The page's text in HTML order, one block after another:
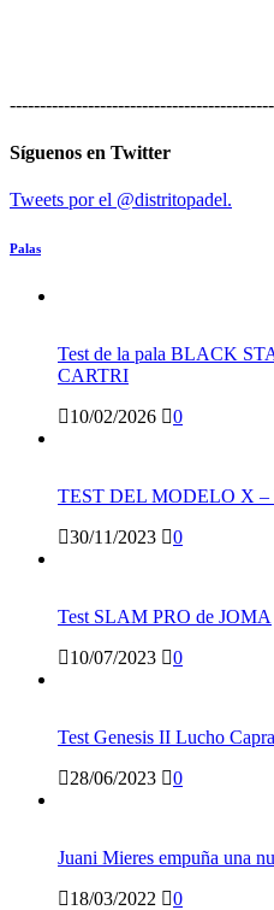
Síguenos en Twitter
Tweets por el @distritopadel.
Palas
Test de la pala BLACK
CARTRI
10/02/2026
0
TEST DEL MODELO X
30/11/2023
0
Test SLAM PRO de JOMA
10/07/2023
0
Test Genesis II Lucho
28/06/2023
0
Juani Mieres empuña una
18/03/2022
0